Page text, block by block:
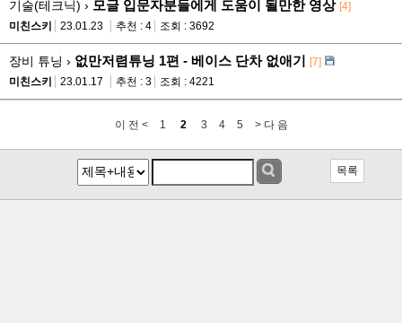
기술(테크닉) › 모글 입문자분들에게 도움이 될만한 영상 [4]
미친스키
23.01.23 추천 : 4 조회 : 3692
장비 튜닝 › 없만저렴튜닝 1편 - 베이스 단차 없애기 [7]
미친스키
23.01.17 추천 : 3 조회 : 4221
이 전 < 1 2 3 4 5 > 다 음
목록